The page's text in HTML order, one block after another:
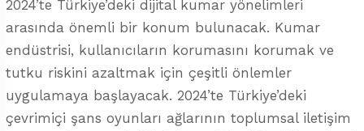
2024’te Türkiye’deki dijital kumar yönelimleri
arasında önemli bir konum bulunacak. Kumar
endüstrisi, kullanıcıların korumasını korumak ve
tutku riskini azaltmak için çeşitli önlemler
uygulamaya başlayacak. 2024’te Türkiye’deki
çevrimiçi şans oyunları ağlarının toplumsal iletişim